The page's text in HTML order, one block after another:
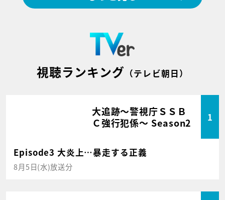
視聴ランキング （テレビ朝日）
大追跡～警視庁ＳＳＢ
Ｃ強行犯係～ Season2
1
Episode3 大炎上…暴走する正義
8月5日(水)放送分